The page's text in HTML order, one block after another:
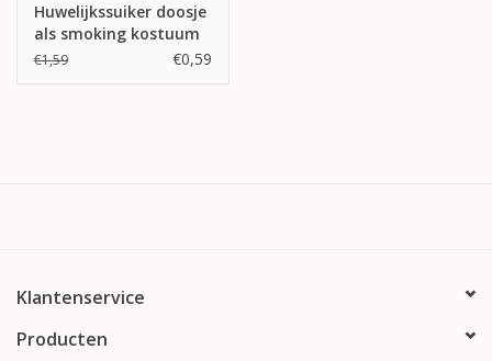
Huwelijkssuiker doosje
als smoking kostuum
€1,59 €0,59
Klantenservice
Producten